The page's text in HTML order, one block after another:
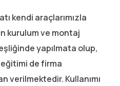
kendi araçlarımızla
kurulum ve montaj
yapılmata olup,
eğitimi de firma
verilmektedir. Kullanımı